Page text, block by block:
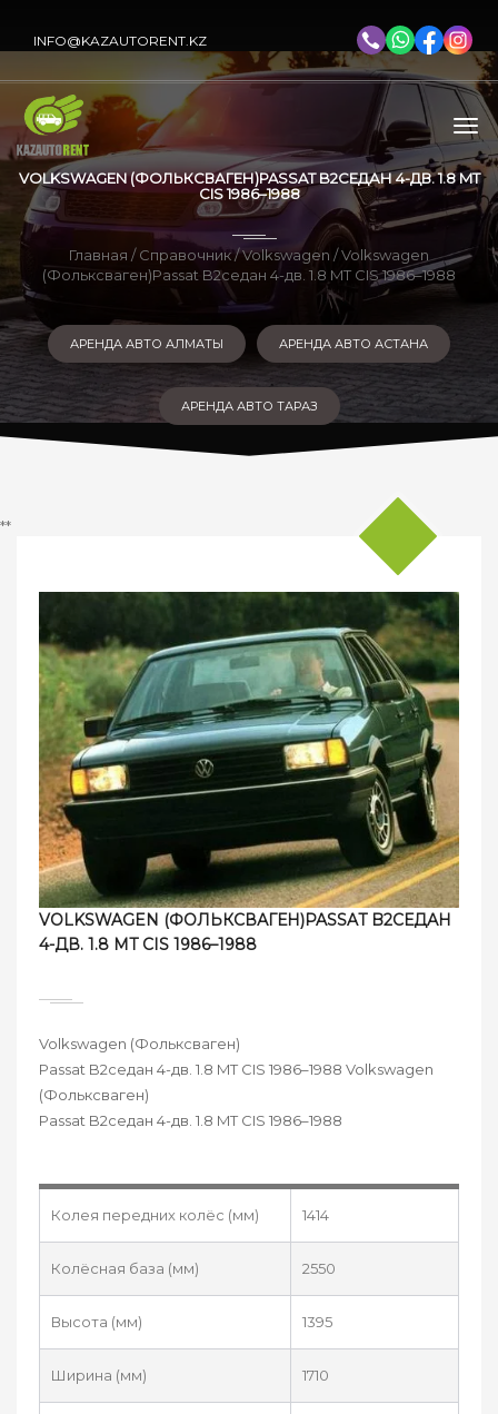
INFO@KAZAUTORENT.KZ
VOLKSWAGEN (ФОЛЬКСВАГЕН)PASSAT B2СЕДАН 4-ДВ. 1.8 MT
CIS 1986–1988
Главная /Справочник/Volkswagen / Volkswagen
(Фольксваген)Passat B2седан 4-дв. 1.8 MT CIS 1986–1988
АРЕНДА АВТО АЛМАТЫ АРЕНДА АВТО АСТАНА
АРЕНДА АВТО ТАРАЗ
**
VOLKSWAGEN (ФОЛЬКСВАГЕН)PASSAT B2СЕДАН
4-ДВ. 1.8 MT CIS 1986–1988
Volkswagen (Фольксваген)
Passat B2седан 4-дв. 1.8 MT CIS 1986–1988 Volkswagen
(Фольксваген)
Passat B2седан 4-дв. 1.8 MT CIS 1986–1988
Колея передних колёс (мм) 1414
Колёсная база (мм) 2550
Высота (мм) 1395
Ширина (мм) 1710